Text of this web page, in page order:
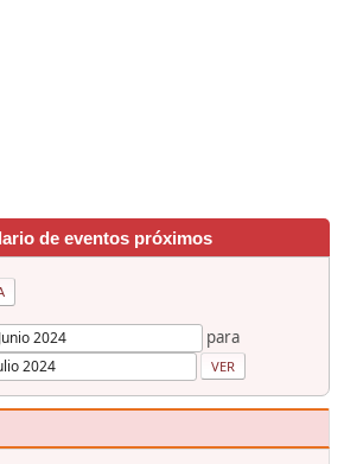
de eventos próximos
para